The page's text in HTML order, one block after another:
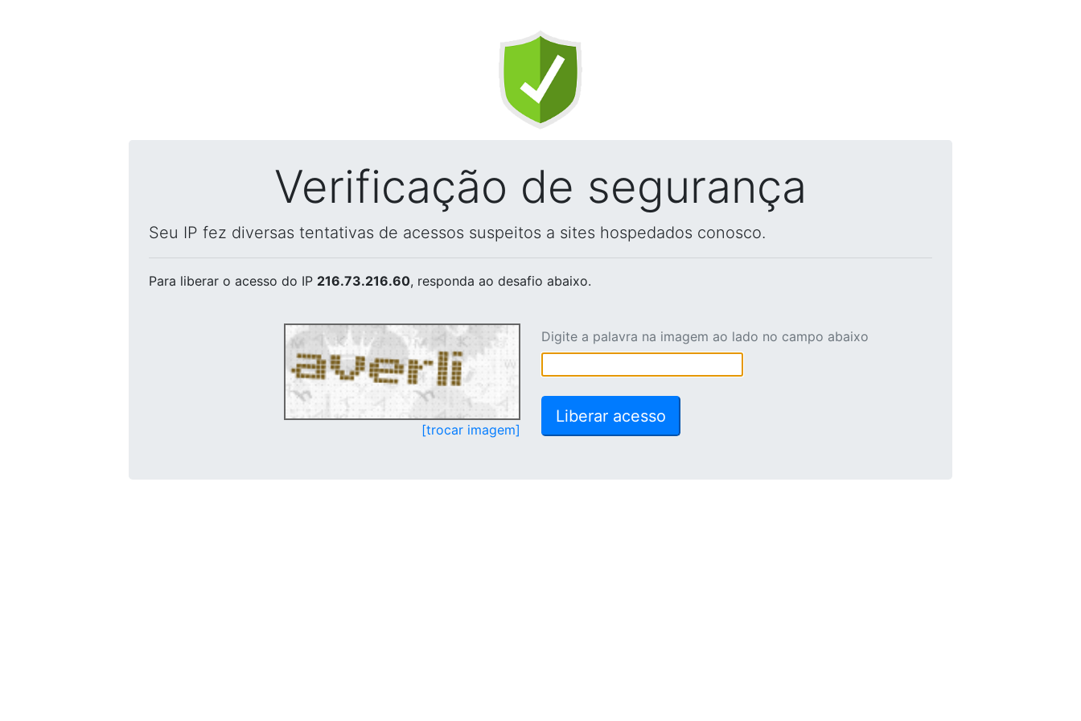
Verificação de segurança
Seu IP fez diversas tentativas de acessos suspeitos a sites hospedados conosco.
Para liberar o acesso do IP 216.73.216.60, responda ao desafio abaixo.
[trocar imagem]
Digite a palavra na imagem ao lado no campo abaixo